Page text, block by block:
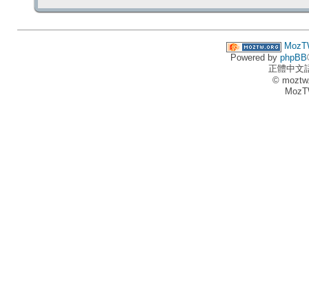
Powered by phpBB
正體中文
©